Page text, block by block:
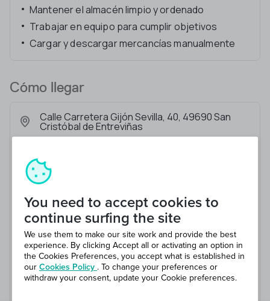
Mantener el almacén limpio y ordenado
Trabajar en equipo para cumplir objetivos
Cargar y descargar mercancías manualmente
Cómo llegar
Calle Carretera Gijón Sevilla, 40, 49690 San
Cristóbal de Entreviñas
You need to accept cookies to
continue surfing the site
We use them to make our site work and provide the best
experience. By clicking Accept all or activating an option in
the Cookies Preferences, you accept what is established in
our Cookies Policy . To change your preferences or
withdraw your consent, update your Cookie preferences.